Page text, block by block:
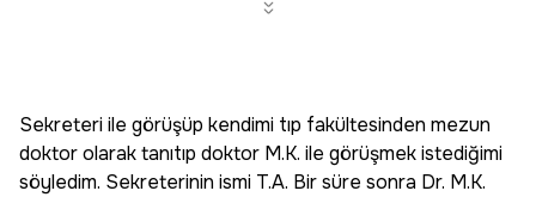
Sekreteri ile görüşüp kendimi tıp fakültesinden mezun
doktor olarak tanıtıp doktor M.K. ile görüşmek istediğimi
söyledim. Sekreterinin ismi T.A. Bir süre sonra Dr. M.K.